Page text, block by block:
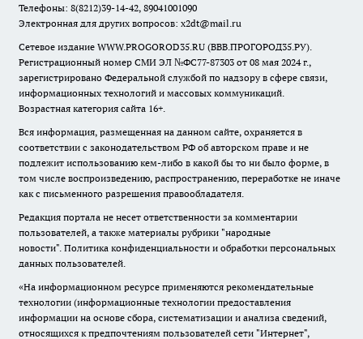
Телефоны: 8(8212)39-14-42, 89041001090
Электронная для других вопросов: x2dt@mail.ru
Сетевое издание WWW.PROGOROD35.RU (ВВВ.ПРОГОРОД35.РУ).
Регистрационный номер СМИ ЭЛ №ФС77-87303 от 08 мая 2024 г.,
зарегистрировано Федеральной службой по надзору в сфере связи,
информационных технологий и массовых коммуникаций.
Возрастная категория сайта 16+.
Вся информация, размещенная на данном сайте, охраняется в
соответствии с законодательством РФ об авторском праве и не
подлежит использованию кем-либо в какой бы то ни было форме, в
том числе воспроизведению, распространению, переработке не иначе
как с письменного разрешения правообладателя.
Редакция портала не несет ответственности за комментарии
пользователей, а также материалы рубрики "народные
новости". Политика конфиденциальности и обработки персональных
данных пользователей.
«На информационном ресурсе применяются рекомендательные
технологии (информационные технологии предоставления
информации на основе сбора, систематизации и анализа сведений,
относящихся к предпочтениям пользователей сети "Интернет",